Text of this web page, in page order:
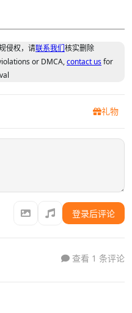
侵权，请联系我们核实删除
or DMCA,contact usfor
礼物
登录后评论
查看 1 条评论